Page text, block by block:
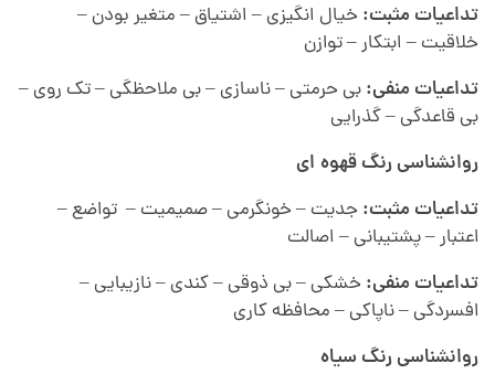
تداعیات مثبت: خیال انگیزی – اشتیاق – متغیر بودن –
خلاقیت – ابتکار – توازن
تداعیات منفی:بی حرمتی – ناسازی – بی ملاحظگی – تک روی –
بی قاعدگی – گذرایی
روانشناسی رنگقهوه ای
تداعیات مثبت: جدیت – خونگرمی – صمیمیت – تواضع –
اعتبار – پشتیبانی – اصالت
تداعیات منفی: خشکی – بی ذوقی – کندی – نازیبایی –
افسردگی – ناپاکی – محافظه کاری
روانشناسی رنگ سیاه